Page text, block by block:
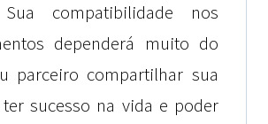
nos
dependerá muito do
parceiro compartilhar sua
sucesso na vida e poder